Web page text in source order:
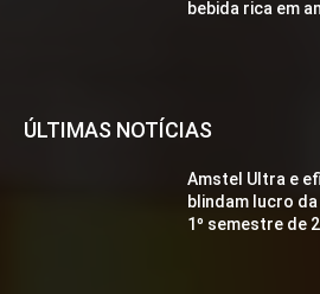
bebida rica em
ÚLTIMAS NOTÍCIAS
Amstel Ultra e
blindam lucro
1º semestre de